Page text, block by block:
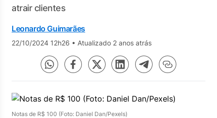
atrair clientes
Leonardo Guimarães
22/10/2024 12h26 • Atualizado 2 anos atrás
Notas de R$ 100 (Foto: Daniel Dan/Pexels)